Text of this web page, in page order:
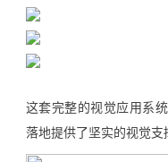
这套完整的视觉应用系
落地提供了坚实的视觉支